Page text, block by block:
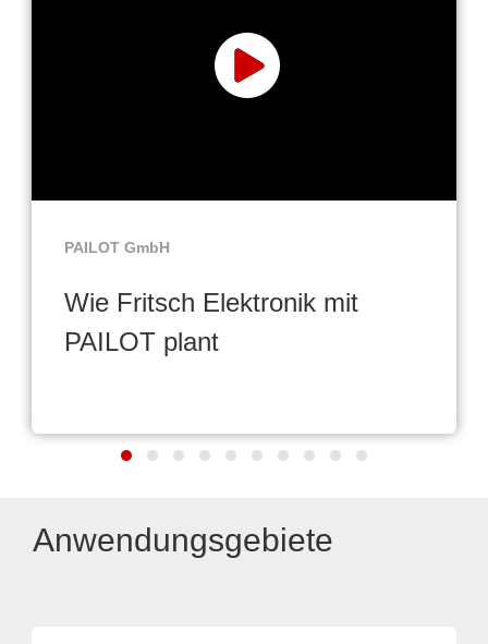
PAILOT GmbH
Wie Fritsch Elektronik mit
PAILOT plant
Anwendungsgebiete